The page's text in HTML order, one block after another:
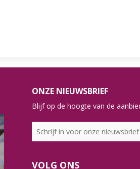
ONZE NIEUWSBRIEF
Blijf op de hoogte van de
VOLG ONS